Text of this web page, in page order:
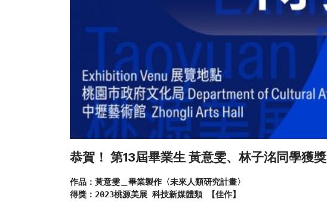
恭賀！ 第13屆畢業生 黃意雯、林子洺同學獲獎
作品：黃意雯＿畢業製作〈未來人類研究計畫〉
得獎：2023桃源美展 科技新媒體類 【佳作】